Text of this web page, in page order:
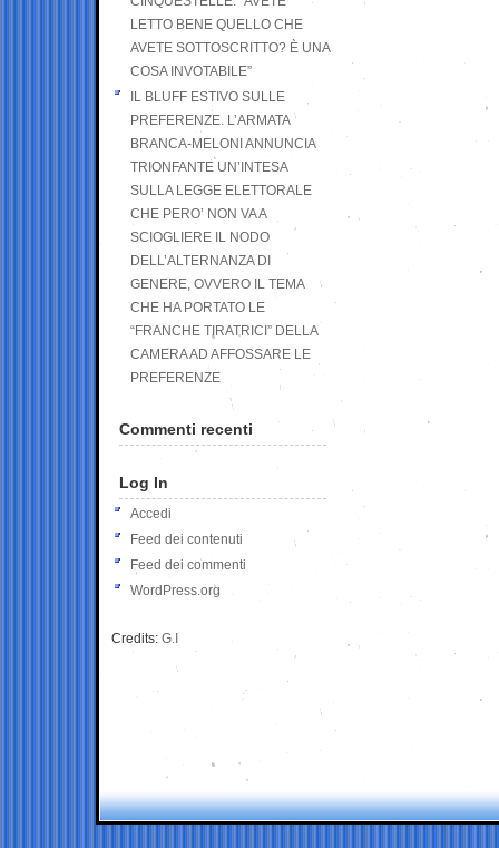
LETTO BENE QUELLO CHE
AVETE SOTTOSCRITTO? È UNA
COSA INVOTABILE”
IL BLUFF ESTIVO SULLE
PREFERENZE. L’ARMATA
BRANCA-MELONI ANNUNCIA
TRIONFANTE UN’INTESA
SULLA LEGGE ELETTORALE
CHE PERO’ NON VA A
SCIOGLIERE IL NODO
DELL’ALTERNANZA DI
GENERE, OVVERO IL TEMA
CHE HA PORTATO LE
“FRANCHE TIRATRICI” DELLA
CAMERA AD AFFOSSARE LE
PREFERENZE
Commenti recenti
Log In
Accedi
Feed dei contenuti
Feed dei commenti
WordPress.org
Credits: G.I